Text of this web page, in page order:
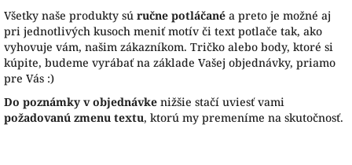
Všetky naše produkty sú ručne potláčané a preto je možné aj
pri jednotlivých kusoch meniť motív či text potlače tak, ako
vyhovuje vám, našim zákazníkom. Tričko alebo body, ktoré si
kúpite, budeme vyrábať na základe Vašej objednávky, priamo
pre Vás :)
Do poznámky v objednávke nižšie stačí uviesť vami
požadovanú zmenu textu, ktorú my premeníme na skutočnosť.